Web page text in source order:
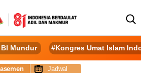
Mundur #Kongres Umat Islam
Jadwal